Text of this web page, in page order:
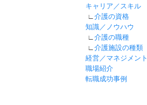
キャリア／スキル
∟ 介護の資格
知識／ノウハウ
∟ 介護の職種
∟ 介護施設の種類
経営／マネジメント
職場紹介
転職成功事例